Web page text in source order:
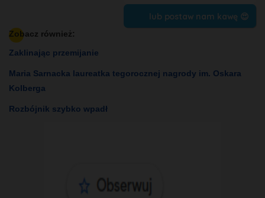
lub postaw nam kawę 😍
Zobacz również:
Zaklinając przemijanie
Maria Sarnacka laureatka tegorocznej nagrody im. Oskara
Kolberga
Rozbójnik szybko wpadł